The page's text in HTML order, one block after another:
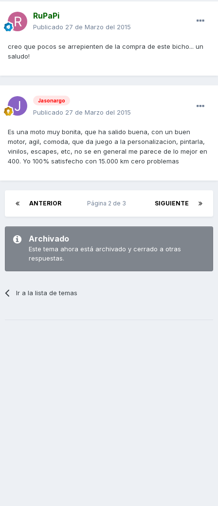
RuPaPi
Publicado 27 de Marzo del 2015
creo que pocos se arrepienten de la compra de este bicho... un
saludo!
Jasonargo
Publicado 27 de Marzo del 2015
Es una moto muy bonita, que ha salido buena, con un buen
motor, agil, comoda, que da juego a la personalizacion, pintarla,
vinilos, escapes, etc, no se en general me parece de lo mejor en
400. Yo 100% satisfecho con 15.000 km cero problemas
ANTERIOR SIGUIENTE
Página 2 de 3
Archivado
Este tema ahora está archivado y cerrado a otras
respuestas.
Ir a la lista de temas